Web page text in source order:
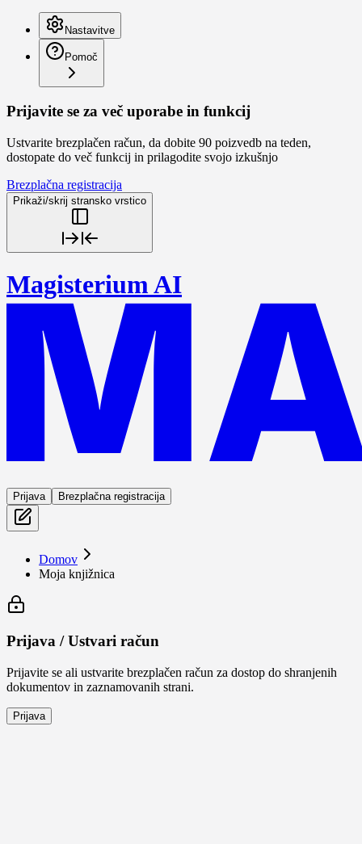
Nastavitve
Pomoč
Prijavite se za več uporabe in funkcij
Ustvarite brezplačen račun, da dobite 90 poizvedb na teden,
dostopate do več funkcij in prilagodite svojo izkušnjo
Brezplačna registracija
Prikaži/skrij stransko vrstico
Magisterium AI
Prijava Brezplačna registracija
Domov
Moja knjižnica
Prijava / Ustvari račun
Prijavite se ali ustvarite brezplačen račun za dostop do shranjenih
dokumentov in zaznamovanih strani.
Prijava